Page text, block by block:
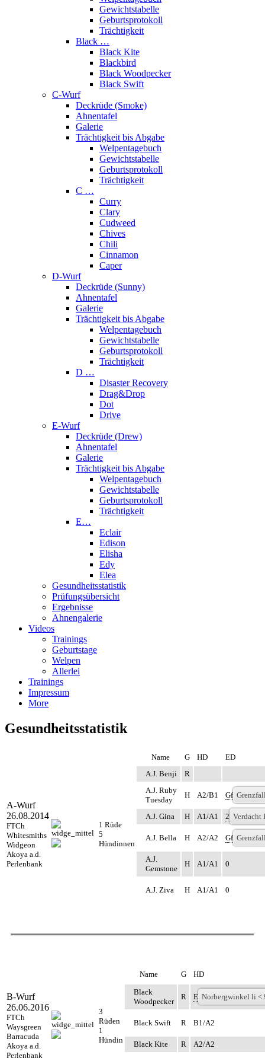
Gewichtstabelle
Geburtsprotokoll
Trächtigkeit
Black …
Black Kite
Blackbird
Black Woodpecker
Black Swift
C-Wurf
Deckrüde (Smoke)
Ahnentafel
Galerie
Trächtigkeit bis Abgabe
Welpentagebuch
Gewichtstabelle
Geburtsprotokoll
Trächtigkeit
C …
Curry
Clary
Cudweed
Chives
Chili
Cinnamon
Caper
D-Wurf
Deckrüde (Sunny)
Ahnentafel
Galerie
Trächtigkeit bis Abgabe
Welpentagebuch
Gewichtstabelle
Geburtsprotokoll
Trächtigkeit
D …
Disaster Recovery
Drag&Drop
Dot
Drive
E-Wurf
Deckrüde (Drew)
Ahnentafel
Galerie
Trächtigkeit bis Abgabe
Welpentagebuch
Gewichtstabelle
Geburtsprotokoll
Trächtigkeit
E…
Eclair
Edison
Elisha
Edy
Elea
Gesundheitsstatistik
Prüfungsübersicht
Ergebnisse
Ahnengalerie
Videos
Trainings
Geburtstage
Welpen
Allerlei
Trainings
Impressum
More
Gesundheitsstatistik
Name G HD ED
A-Wurf
26.08.2014
FTCh
Whitesmiths
Widgeon
Akoya a.d.
Perlenbank
1 Rüde
5
Hündinnen
A.J. Benji
R
A.J. Ruby
Tuesday
H A2/B1 Gf
A.J. Gina H A1/A1 2
A.J. Bella H A2/A2 Gf
A.J.
Gemstone
H A1/A1 0
A.J. Ziva H A1/A1 0
Name G HD
B-Wurf
26.06.2016
FTCh
Waysgreen
Barracuda
Akoya a.d.
Perlenbank
3
Rüden
1
Hündin
Black
Woodpecker
R E
Black Swift R B1/A2
Black Kite R
A2/A2